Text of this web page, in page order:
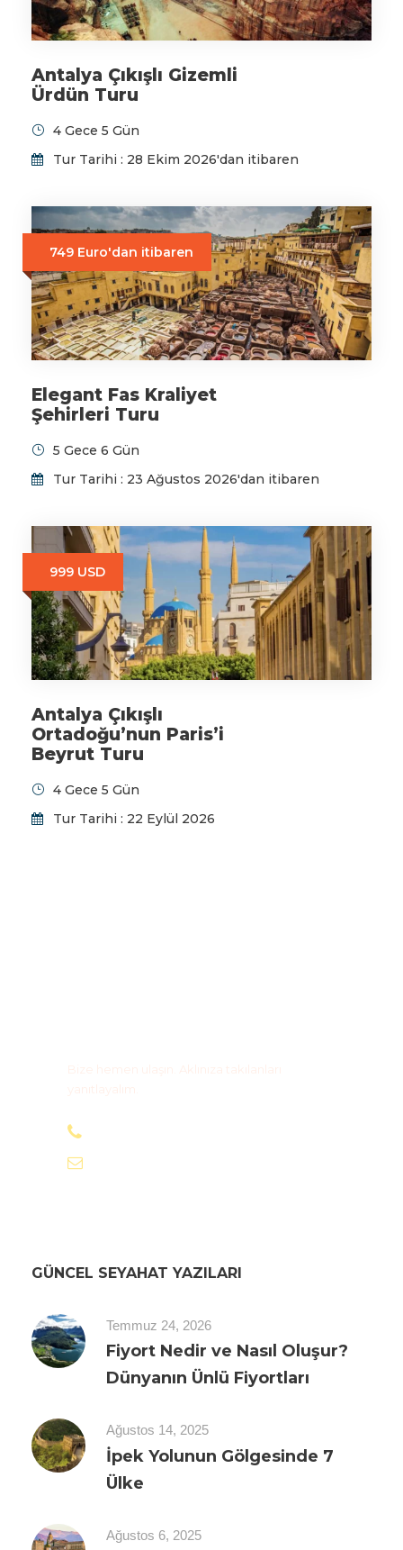
Antalya Çıkışlı Gizemli
Ürdün Turu
4 Gece 5 Gün
Tur Tarihi : 28 Ekim 2026'dan itibaren
749 Euro'dan itibaren
Elegant Fas Kraliyet
Şehirleri Turu
5 Gece 6 Gün
Tur Tarihi : 23 Ağustos 2026'dan itibaren
999 USD
Antalya Çıkışlı
Ortadoğu’nun Paris’i
Beyrut Turu
4 Gece 5 Gün
Tur Tarihi : 22 Eylül 2026
GÜNCEL SEYAHAT YAZILARI
Temmuz 24, 2026
Fiyort Nedir ve Nasıl Oluşur?
Dünyanın Ünlü Fiyortları
Ağustos 14, 2025
İpek Yolunun Gölgesinde 7
Ülke
Ağustos 6, 2025